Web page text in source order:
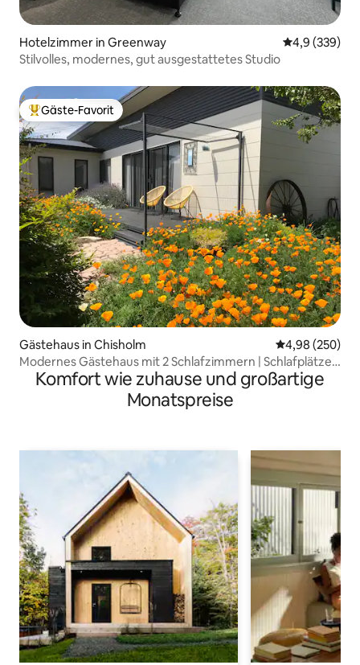
Hotelzimmer in Greenway
4,9 (339)
Stilvolles, modernes, gut ausgestattetes Studio
Beliebter Gäste-Favorit.
Gäste-Favorit
Gästehaus in Chisholm
4,98 (250)
Modernes Gästehaus mit 2 Schlafzimmern | Schlafplätze
für 4 | Sicherer Parkplatz
Komfort wie zuhause und großartige
Monatspreise